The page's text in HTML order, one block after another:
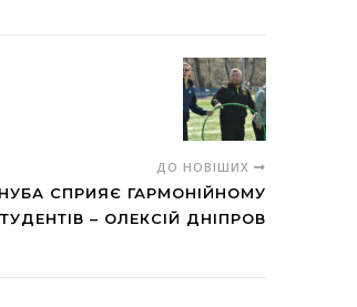
ДО НОВІШИХ
СПРИЯЄ ГАРМОНІЙНОМУ
– ОЛЕКСІЙ ДНІПРОВ